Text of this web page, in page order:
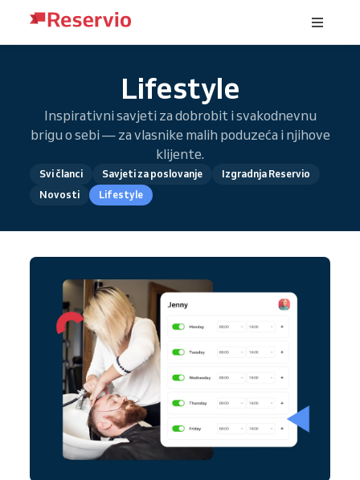
Lifestyle
Inspirativni savjeti za dobrobit i svakodnevnu
brigu o sebi — za vlasnike malih poduzeća i njihove
klijente.
Svi članci Savjeti za poslovanje
Izgradnja Reservio
Novosti
Lifestyle